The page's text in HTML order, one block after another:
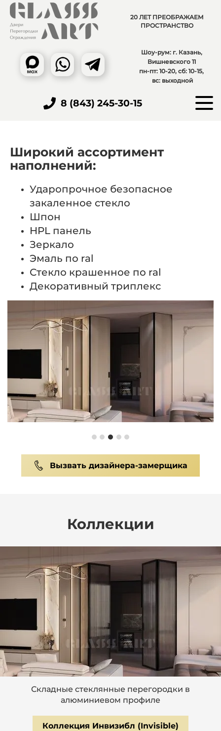
20 ЛЕТ ПРЕОБРАЖАЕМ
ПРОСТРАНСТВО
Шоу-рум: г. Казань,
Вишневского 11
пн-пт: 10-20, сб: 10-15,
вс: выходной
8 (843) 245-30-15
Широкий ассортимент
наполнений:
Ударопрочное безопасное
закаленное стекло
Шпон
HPL панель
Зеркало
Эмаль по ral
Стекло крашенное по ral
Декоративный триплекс
Вызвать дизайнера-замерщика
Коллекции
Складные стеклянные перегородки в
алюминиевом профиле
Коллекция Инвизибл (Invisible)